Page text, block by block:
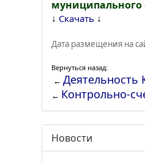
муниципального
↓ Скачать ↓
Дата размещения на
Вернуться назад:
← Деятельность
← Контрольно-
Новости